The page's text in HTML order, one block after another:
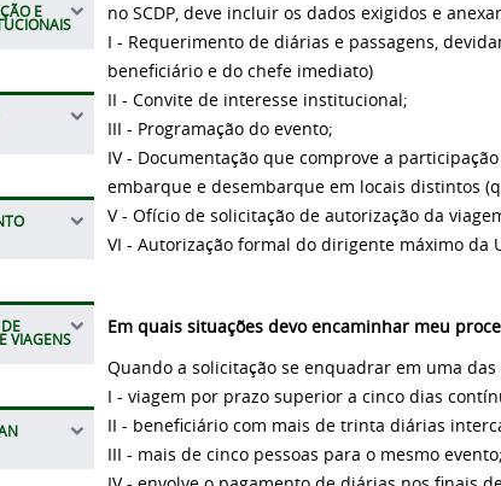
E
VIAGENS
no SCDP, deve incluir os dados exigidos e
I - Requerimento de diárias e passagens,
beneficiário e do chefe imediato)
II - Convite de interesse institucional;
III - Programação do evento;
IV - Documentação que comprove a
embarque e desembarque em locais distintos
V - Ofício de solicitação de autorização da
VI - Autorização formal do dirigente máximo da
Em quais situações devo encaminhar meu
Quando a solicitação se enquadrar em uma
I - viagem por prazo superior a cinco dias
II - beneficiário com mais de trinta diárias
III - mais de cinco pessoas para o mesmo evento;